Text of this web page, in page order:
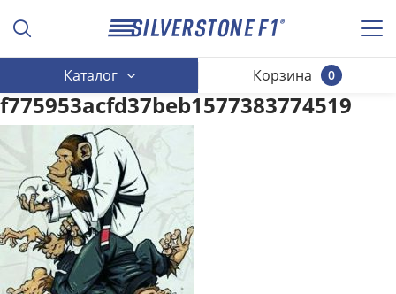
Каталог 0
Корзина
f775953acfd37beb1577383774519